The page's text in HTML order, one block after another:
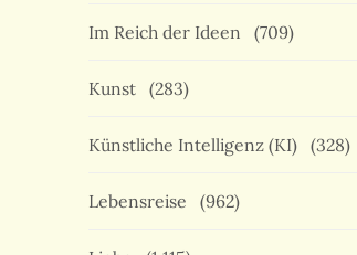
Im Reich der Ideen (709)
Kunst (283)
Künstliche Intelligenz (KI) (328)
Lebensreise (962)